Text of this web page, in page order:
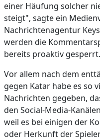
einer Häufung solcher
steigt", sagte ein
Nachrichtenagentur
werden die
bereits proaktiv
Vor allem nach dem
gegen Katar habe es so
Nachrichten gegeben,
den Social-Media-
weil es bei einigen der
oder Herkunft der